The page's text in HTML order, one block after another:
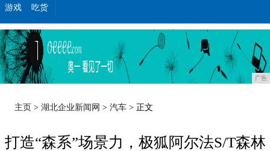
游戏
吃货
广告
主页 >湖北企业新闻网 >汽车 > 正文
打造“森系”场景力，极狐阿尔法S/T森林